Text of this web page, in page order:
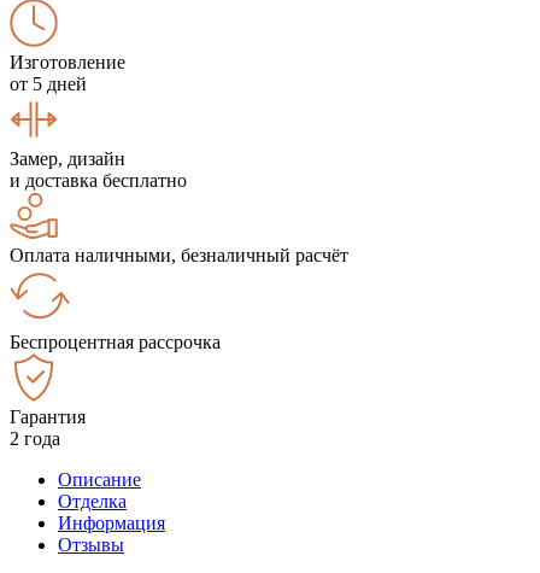
Изготовление
от 5 дней
Замер, дизайн
и доставка бесплатно
Оплата наличными, безналичный расчёт
Беспроцентная рассрочка
Гарантия
2 года
Описание
Отделка
Информация
Отзывы